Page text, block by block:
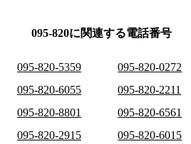
095-820に関連する電話番号
095-820-5359 095-820-0272
095-820-6055
095-820-2211
095-820-8801
095-820-6561
095-820-2915
095-820-6015